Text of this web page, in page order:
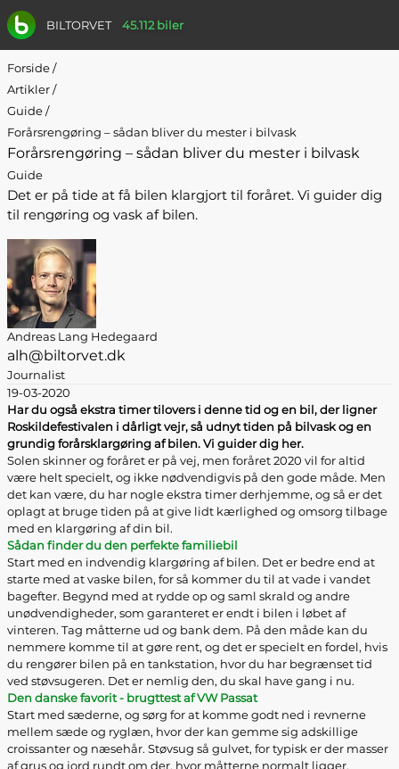
BILTORVET 45.112 biler
Forside/
Artikler/
Guide/
Forårsrengøring – sådan bliver du mester i bilvask
Forårsrengøring – sådan bliver du mester i bilvask
Guide
Det er på tide at få bilen klargjort til foråret. Vi guider dig
til rengøring og vask af bilen.
Andreas Lang Hedegaard
alh@biltorvet.dk
Journalist
19-03-2020
Har du også ekstra timer tilovers i denne tid og en bil, der ligner
Roskildefestivalen i dårligt vejr, så udnyt tiden på bilvask og en
grundig forårsklargøring af bilen. Vi guider dig her.
Solen skinner og foråret er på vej, men foråret 2020 vil for altid
være helt specielt, og ikke nødvendigvis på den gode måde. Men
det kan være, du har nogle ekstra timer derhjemme, og så er det
oplagt at bruge tiden på at give lidt kærlighed og omsorg tilbage
med en klargøring af din bil.
Sådan finder du den perfekte familiebil
Start med en indvendig klargøring af bilen. Det er bedre end at
starte med at vaske bilen, for så kommer du til at vade i vandet
bagefter. Begynd med at rydde op og saml skrald og andre
unødvendigheder, som garanteret er endt i bilen i løbet af
vinteren. Tag måtterne ud og bank dem. På den måde kan du
nemmere komme til at gøre rent, og det er specielt en fordel, hvis
du rengører bilen på en tankstation, hvor du har begrænset tid
ved støvsugeren. Det er nemlig den, du skal have gang i nu.
Den danske favorit - brugttest af VW Passat
Start med sæderne, og sørg for at komme godt ned i revnerne
mellem sæde og ryglæn, hvor der kan gemme sig adskillige
croissanter og næsehår. Støvsug så gulvet, for typisk er der masser
af grus og jord rundt om der, hvor måtterne normalt ligger.